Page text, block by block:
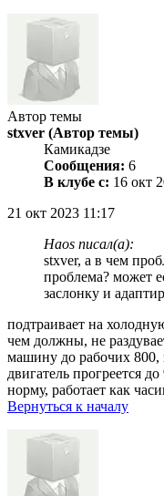
Автор темы
stxver (Автор темы)
Камикадзе
Сообщения: 6
В клубе с: 16 окт
21 окт 2023 11:17
Haos писал(а):
stxver, а в чем
проблема? может
заслонку и
подтраивает на
чем должны, не
машину до рабочих 800,
двигатель прогреется
норму, работает как
Вернуться к началу